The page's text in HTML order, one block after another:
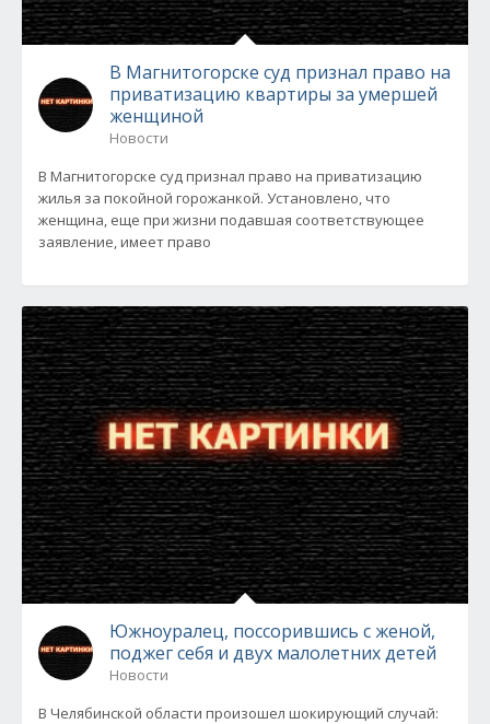
В Магнитогорске суд признал право на
приватизацию квартиры за умершей
женщиной
Новости
В Магнитогорске суд признал право на приватизацию
жилья за покойной горожанкой. Установлено, что
женщина, еще при жизни подавшая соответствующее
заявление, имеет право
Южноуралец, поссорившись с женой,
поджег себя и двух малолетних детей
Новости
В Челябинской области произошел шокирующий случай: